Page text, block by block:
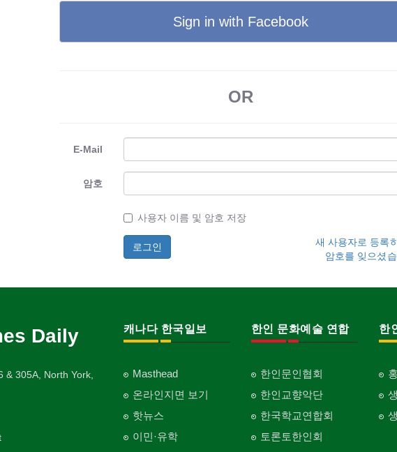
Sign in with Facebook
OR
E-Mail
암호
사용자 이름 및 암호 저장
새 사용자로 등록
암호를 잊으셨
Daily
& 305A, North York,
캐나다 한국일보
Masthead
온라인지면 보기
핫뉴스
이민·유학
한인 문화예술 연합
한인문인협회
한인교향악단
한국학교연합회
토론토한인회
한